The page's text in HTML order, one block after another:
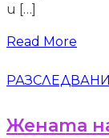
и […]
Read More
Жената